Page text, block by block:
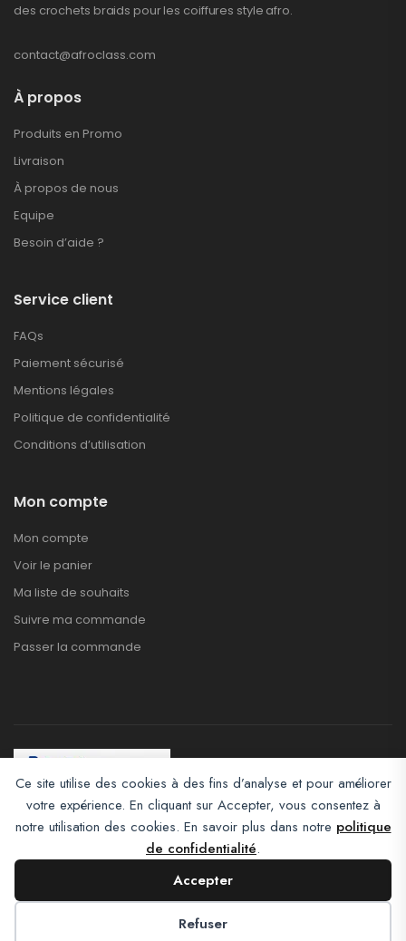
Ce site utilise des cookies à des fins d’analyse et pour améliorer
votre expérience. En cliquant sur Accepter, vous consentez à
notre utilisation des cookies. En savoir plus dans notre politique
de confidentialité.
Accepter
Refuser
des crochets braids pour les coiffures style afro.
contact@afroclass.com
À propos
Produits en Promo
Livraison
À propos de nous
Equipe
Besoin d’aide ?
Service client
FAQs
Paiement sécurisé
Mentions légales
Politique de confidentialité
Conditions d’utilisation
Mon compte
Mon compte
Voir le panier
Ma liste de souhaits
Suivre ma commande
Passer la commande
Afroclass eCommerce © 2026. All Rights Reserved